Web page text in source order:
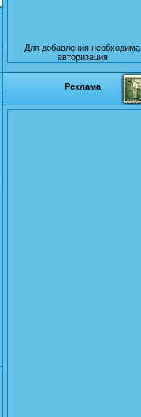
Для добавления необходима
авторизация
Реклама